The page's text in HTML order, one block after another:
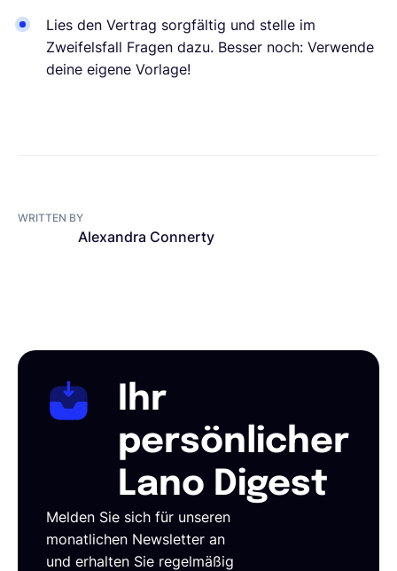
Lies den Vertrag sorgfältig und stelle im
Zweifelsfall Fragen dazu. Besser noch: Verwende
deine eigene Vorlage!
WRITTEN BY
Alexandra Connerty
Ihr
persönlicher
Lano Digest
Melden Sie sich für unseren
monatlichen Newsletter an
und erhalten Sie regelmäßig